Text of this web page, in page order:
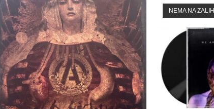
NEMA NA ZALIHI